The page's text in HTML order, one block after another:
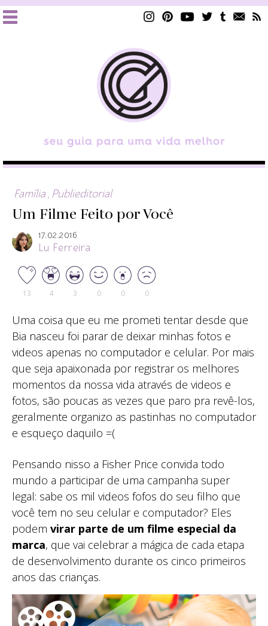
Família Publieditorial
Um Filme Feito por Você
17.02.2016
Lu Ferreira
13 4 3 0 0 0
Uma coisa que eu me prometi tentar desde que
Bia nasceu foi parar de deixar minhas fotos e
videos apenas no computador e celular. Por mais
que seja apaixonada por registrar os melhores
momentos da nossa vida através de videos e
fotos, são poucas as vezes que paro pra revê-los,
geralmente organizo as pastinhas no computador
e esqueço daquilo =(
Pensando nisso a Fisher Price convida todo
mundo a participar de uma campanha super
legal: sabe os mil videos fofos do seu filho que
você tem no seu celular e computador? Eles
podem virar parte de um filme especial da
marca, que vai celebrar a mágica de cada etapa
de desenvolvimento durante os cinco primeiros
anos das crianças.